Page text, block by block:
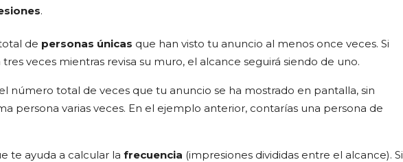
.
de personas únicas que han visto tu anuncio al menos once veces. Si
veces mientras revisa su muro, el alcance seguirá siendo de uno.
número total de veces que tu anuncio se ha mostrado en pantalla, sin
persona varias veces. En el ejemplo anterior, contarías una persona de
te ayuda a calcular la frecuencia (impresiones divididas entre el alcance). Si